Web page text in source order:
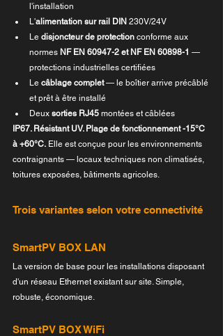
l'installation
L'alimentation sur rail DIN 230V/24V
Le disjoncteur de protection conforme aux
normes NF EN 60947-2 et NF EN 60898-1 —
protections industrielles certifiées
Le câblage complet — le boîtier arrive précâblé
et prêt à être installé
Deux sorties RJ45 montées et câblées
IP67. Résistant UV. Plage de fonctionnement -15°C
à +60°C. Elle est conçue pour les environnements
contraignants — locaux techniques non climatisés,
toitures exposées, bâtiments agricoles.
Trois variantes selon votre connectivité
SmartPV BOX LAN
La version de base pour les installations disposant
d'un réseau Ethernet existant sur site. Simple,
robuste, économique.
SmartPV BOX WiFi